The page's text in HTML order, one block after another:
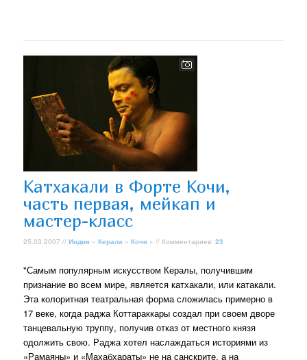
Катхакали в Форте Кочи,
часть первая, мейкап и
мастер-класс
25.03.2007 //Индия »Керала »Кочи » // Комментариев:23
"Самым популярным искусством Кералы, получившим
признание во всем мире, является катхакали, или катакали.
Эта колоритная театральная форма сложилась примерно в
17 веке, когда раджа Коттараккары создал при своем дворе
танцевальную труппу, получив отказ от местного князя
одолжить свою. Раджа хотел наслаждаться историями из
«Рамаяны» и «Махабхараты» не на санскрите, а на